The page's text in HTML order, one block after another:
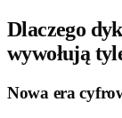
Dlaczego
wywołują
Nowa era